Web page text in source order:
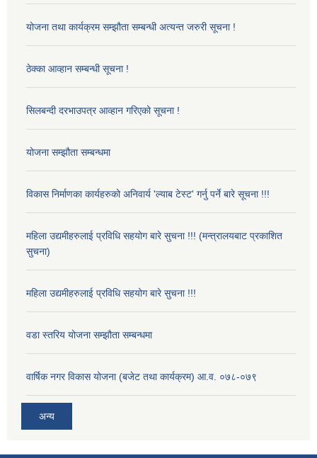
योजना तथा कार्यक्रम सम्झौता सम्बन्धी अत्यन्त जरुरी सूचना !
ठेक्का आव्हान सम्बन्धी सूचना !
सिलबन्दी दरभाउपत्र आव्हान गरिएको सूचना !
योजना सम्झौता सम्बन्धमा
विकास निर्माणका कार्यहरुको अनिवार्य 'ल्याब टेस्ट' गर्नु पर्ने बारे सूचना !!!
महिला उद्यमीहरुलाई प्रविधि सहयोग बारे सुचना !!! (मन्त्रालयबाट प्रकाशित
सुचना)
महिला उद्यमीहरुलाई प्रविधि सहयोग बारे सुचना !!!
वडा स्तरिय योजना सम्झौता सम्बन्धमा
वार्षिक नगर विकास योजना (बजेट तथा कार्यक्रम) आ.व. ०७८-०७९
अन्य